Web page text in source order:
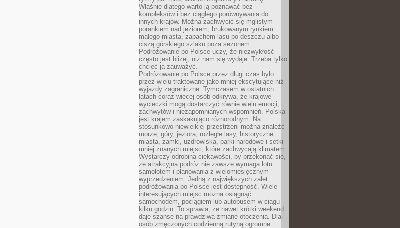
Właśnie dlatego warto ją poznawać bez
kompleksów i bez ciągłego porównywania do
innych krajów. Można zachwycić się mglistym
porankiem nad jeziorem, brukowanym rynkiem
małego miasta, zapachem lasu po deszczu albo
ciszą górskiego szlaku poza sezonem.
Podróżowanie po Polsce uczy, że niezwykłość
często jest bliżej, niż nam się wydaje. Trzeba tylko
chcieć ją zauważyć.
Podróżowanie po Polsce przez długi czas było
przez wielu traktowane jako mniej ekscytujące niż
wyjazdy zagraniczne. Tymczasem w ostatnich
latach coraz więcej osób odkrywa, że krajowe
wycieczki mogą dostarczyć równie wielu emocji,
zachwytów i niezapomnianych wspomnień. Polska
jest krajem zaskakująco różnorodnym. Na
stosunkowo niewielkiej przestrzeni można znaleźć
morze, góry, jeziora, rozległe lasy, historyczne
miasta, zamki, uzdrowiska, parki narodowe i setki
mniej znanych miejsc, które zachwycają klimatem.
Wystarczy odrobina ciekawości, by przekonać się,
że atrakcyjna podróż nie zawsze wymaga lotu
samolotem i planowania z wielomiesięcznym
wyprzedzeniem. Jedną z największych zalet
podróżowania po Polsce jest dostępność. Wiele
interesujących miejsc można osiągnąć
samochodem, pociągiem lub autobusem w ciągu
kilku godzin. To sprawia, że nawet krótki weekend
daje szansę na prawdziwą zmianę otoczenia. Dla
osób zmęczonych codzienną rutyną ogromne